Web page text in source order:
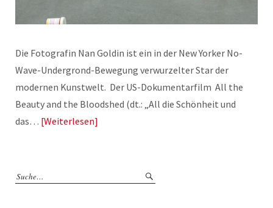
Die Fotografin Nan Goldin ist ein in der New Yorker No-
Wave-Undergrond-Bewegung verwurzelter Star der
modernen Kunstwelt. Der US-Dokumentarfilm All the
Beauty and the Bloodshed (dt.: „All die Schönheit und
das… Weiterlesen